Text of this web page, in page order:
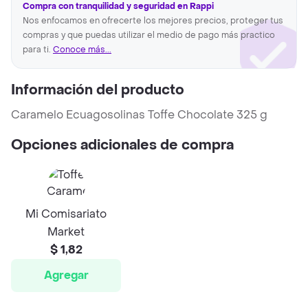
Compra con tranquilidad y seguridad en Rappi
Nos enfocamos en ofrecerte los mejores precios, proteger tus
compras y que puedas utilizar el medio de pago más practico
para ti. Conoce más...
Información del producto
Caramelo Ecuagosolinas Toffe Chocolate 325 g
Opciones adicionales de compra
Mi Comisariato
Market
$ 1,82
Agregar